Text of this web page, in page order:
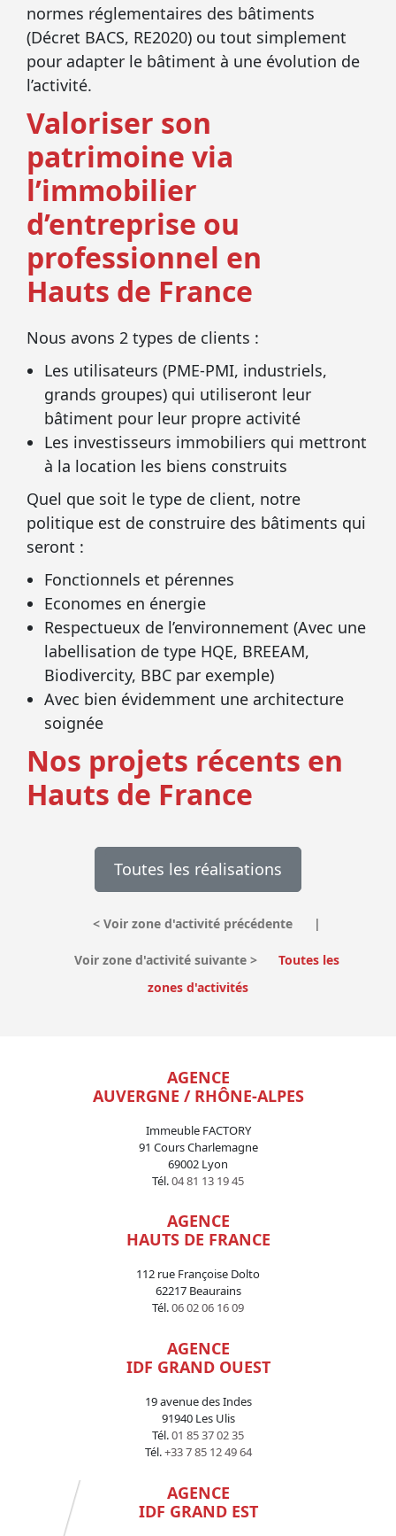
normes réglementaires des bâtiments
(Décret BACS, RE2020) ou tout simplement
pour adapter le bâtiment à une évolution de
l’activité.
Valoriser son
patrimoine via
l’immobilier
d’entreprise ou
professionnel en
Hauts de France
Nous avons 2 types de clients :
Les utilisateurs (PME-PMI, industriels,
grands groupes) qui utiliseront leur
bâtiment pour leur propre activité
Les investisseurs immobiliers qui mettront
à la location les biens construits
Quel que soit le type de client, notre
politique est de construire des bâtiments qui
seront :
Fonctionnels et pérennes
Economes en énergie
Respectueux de l’environnement (Avec une
labellisation de type HQE, BREEAM,
Biodivercity, BBC par exemple)
Avec bien évidemment une architecture
soignée
Nos projets récents en
Hauts de France
Toutes les réalisations
< Voir zone d'activité précédente |
Voir zone d'activité suivante >
Toutes les
zones d'activités
AGENCE
AUVERGNE / RHÔNE-ALPES
Immeuble FACTORY
91 Cours Charlemagne
69002 Lyon
Tél.04 81 13 19 45
AGENCE
HAUTS DE FRANCE
112 rue Françoise Dolto
62217 Beaurains
Tél.06 02 06 16 09
AGENCE
IDF GRAND OUEST
19 avenue des Indes
91940 Les Ulis
Tél.01 85 37 02 35
Tél.+33 7 85 12 49 64
AGENCE
IDF GRAND EST